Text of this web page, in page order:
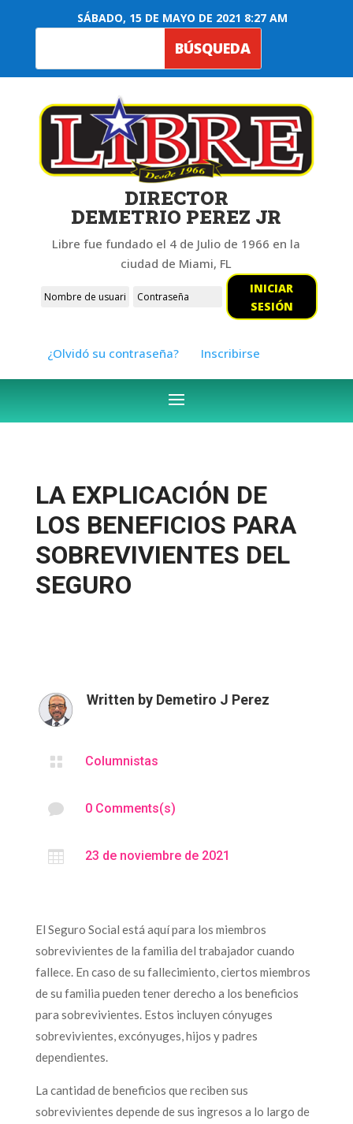
SÁBADO, 15 DE MAYO DE 2021 8:27 AM
DIRECTOR
DEMETRIO PEREZ JR
Libre fue fundado el 4 de Julio de 1966 en la
ciudad de Miami, FL
INICIAR
SESIÓN
¿Olvidó su contraseña? Inscribirse
LA EXPLICACIÓN DE
LOS BENEFICIOS PARA
SOBREVIVIENTES DEL
SEGURO
Written by Demetiro J Perez
 Columnistas
 0 Comments(s)
 23 de noviembre de 2021
El Seguro Social está aquí para los miembros
sobrevivientes de la familia del trabajador cuando
fallece. En caso de su fallecimiento, ciertos miembros
de su familia pueden tener derecho a los beneficios
para sobrevivientes. Estos incluyen cónyuges
sobrevivientes, excónyuges, hijos y padres
dependientes.
La cantidad de beneficios que reciben sus
sobrevivientes depende de sus ingresos a lo largo de